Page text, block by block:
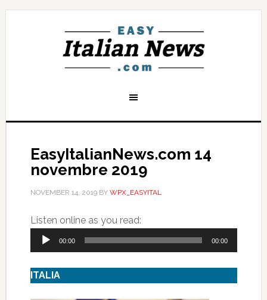
EasyItalianNews.com 14
novembre 2019
NOVEMBER 14, 2019BY WPX_EASYITAL
Listen online as you read:Audio
Player
00:00 00:00
ITALIA